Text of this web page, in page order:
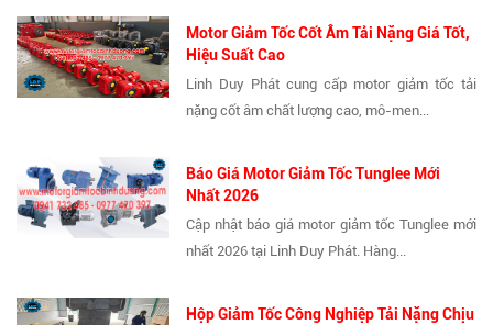
Motor Giảm Tốc Cốt Âm Tải Nặng Giá Tốt,
Hiệu Suất Cao
Linh Duy Phát cung cấp motor giảm tốc tải
nặng cốt âm chất lượng cao, mô-men...
Báo Giá Motor Giảm Tốc Tunglee Mới
Nhất 2026
Cập nhật báo giá motor giảm tốc Tunglee mới
nhất 2026 tại Linh Duy Phát. Hàng...
Hộp Giảm Tốc Công Nghiệp Tải Nặng Chịu